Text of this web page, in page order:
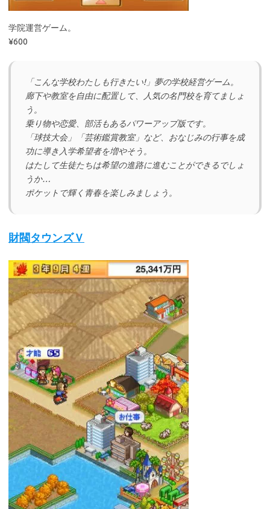
学院運営ゲーム。
¥600
「こんな学校わたしも行きたい!」夢の学校経営ゲーム。
廊下や教室を自由に配置して、人気の名門校を育てましょ
う。
乗り物や恋愛、部活もあるパワーアップ版です。
「球技大会」「芸術鑑賞教室」など、おなじみの行事を成
功に導き入学希望者を増やそう。
はたして生徒たちは希望の進路に進むことができるでしょ
うか…
ポケットで輝く青春を楽しみましょう。
財閥タウンズＶ